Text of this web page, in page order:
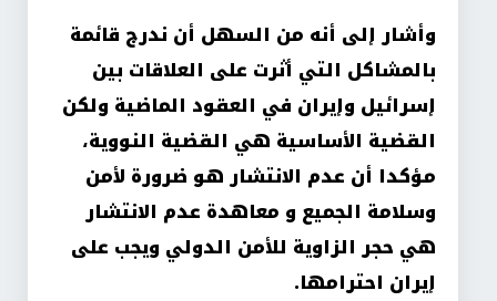
وأشار إلى أنه من السهل أن ندرج قائمة
بالمشاكل التي أثرت على العلاقات بين
إسرائيل وإيران في العقود الماضية ولكن
القضية الأساسية هي القضية النووية،
مؤكدا أن عدم الانتشار هو ضرورة لأمن
وسلامة الجميع و معاهدة عدم الانتشار
هي حجر الزاوية للأمن الدولي ويجب على
إيران احترامها.